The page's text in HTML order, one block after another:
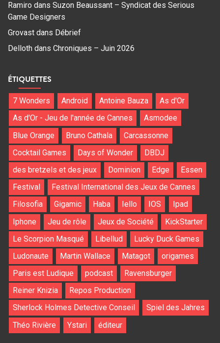
Ramiro dans Suzon Beaussant – Syndicat des Serious
Game Designers
Grovast dans Débrief
Delloth dans Chroniques – Juin 2026
ÉTIQUETTES
7 Wonders Android Antoine Bauza
As d'Or
As d'Or - Jeu de l'année de Cannes
Asmodee
Blue Orange
Bruno Cathala
Carcassonne
Cocktail Games
Days of Wonder
DBDJ
des bretzels et des jeux
Dominion Edge
Essen
Festival
Festival International des Jeux de Cannes
Filosofia
Gigamic Haba Iello IOS
Ipad
Iphone
Jeu de rôle Jeux de Société
KickStarter
Le Scorpion Masqué
Libellud
Lucky Duck Games
Ludonaute
Martin Wallace Matagot
origames
Paris est Ludique
podcast
Ravensburger
Reiner Knizia
Repos Production
Sherlock Holmes Detective Conseil
Spiel des Jahres
Théo Rivière
Ystari éditeur